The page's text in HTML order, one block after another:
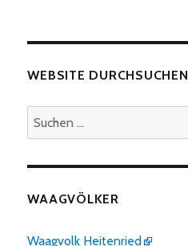
WEBSITE DURCHSUCHEN
Suchen
nach:
WAAGVÖLKER
Waagvolk Heitenried